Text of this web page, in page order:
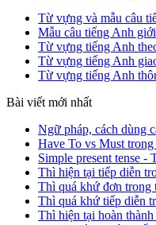
Từ vựng và mẫu câu
Mẫu câu tiếng Anh
Từ vựng tiếng Anh
Từ vựng tiếng Anh
Từ vựng tiếng Anh
Bài viết mới nhất
Ngữ pháp, cách dùng
Have To vs Must
Simple present tense -
Thì hiện tại tiếp diễn
Thì quá khứ đơn trong
Thì quá khứ tiếp diễn
Thì hiện tại hoàn